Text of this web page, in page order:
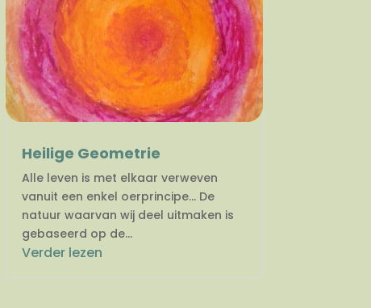
Heilige Geometrie
Alle leven is met elkaar verweven
vanuit een enkel oerprincipe… De
natuur waarvan wij deel uitmaken is
gebaseerd op de...
Verder lezen